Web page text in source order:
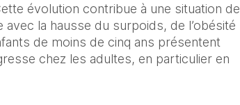
évolution contribue à une situation de
la hausse du surpoids, de l’obésité
de moins de cinq ans présentent
chez les adultes, en particulier en